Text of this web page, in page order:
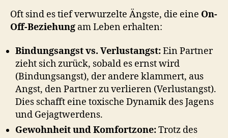
Oft sind es tief verwurzelte Ängste, die eine On-
Off-Beziehung am Leben erhalten:
Bindungsangst vs. Verlustangst:Ein Partner
zieht sich zurück, sobald es ernst wird
(Bindungsangst), der andere klammert, aus
Angst, den Partner zu verlieren (Verlustangst).
Dies schafft eine toxische Dynamik des Jagens
und Gejagtwerdens.
Gewohnheit und Komfortzone:Trotz des